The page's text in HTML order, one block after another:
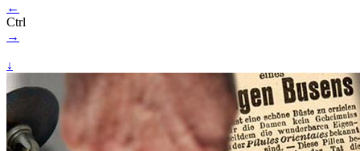
←
Ctrl
→
↓